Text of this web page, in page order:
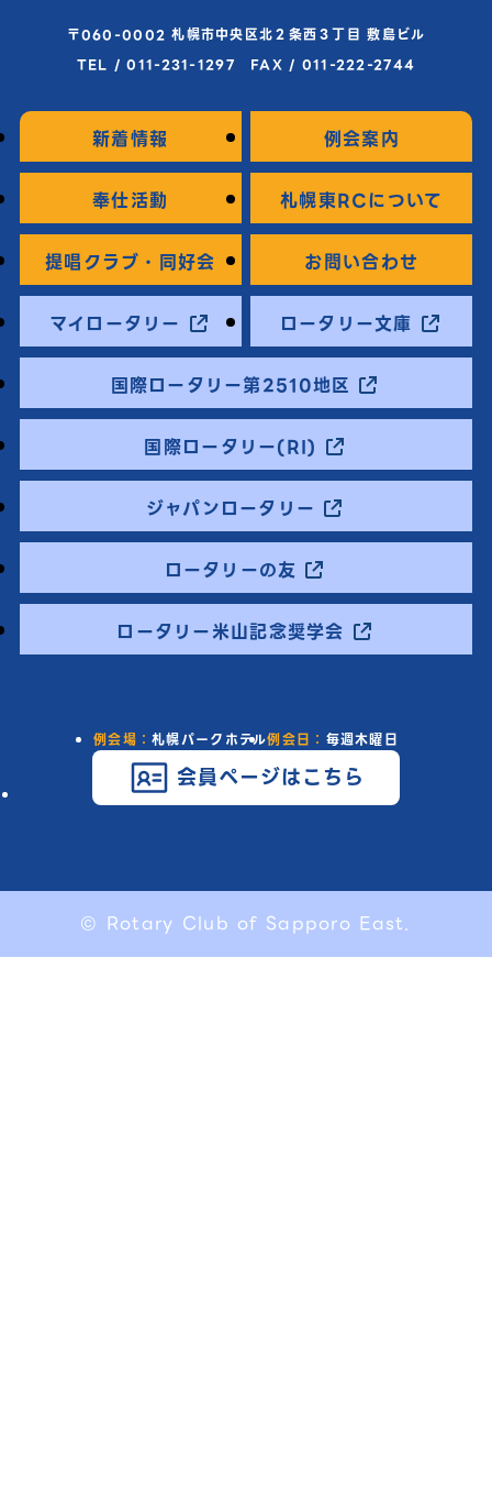
〒060-0002 札幌市中央区北２条西３丁目 敷島ビル
TEL / 011-231-1297 FAX / 011-222-2744
新着情報 例会案内
奉仕活動 札幌東RCについて
提唱クラブ・同好会 お問い合わせ
マイロータリー ロータリー文庫
国際ロータリー第2510地区
国際ロータリー(RI)
ジャパンロータリー
ロータリーの友
ロータリー米山記念奨学会
例会場：札幌パークホテル例会日： 毎週木曜日
会員ページはこちら
© Rotary Club of Sapporo East.